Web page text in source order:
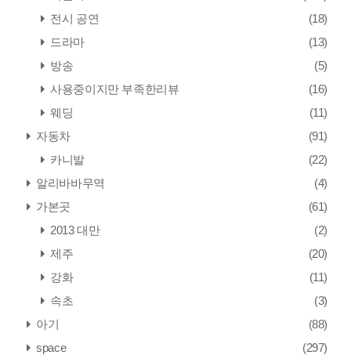
전시 공연
(18)
드라마
(13)
방송
(5)
사용중이지만 부족한리뷰
(16)
웨딩
(11)
자동차
(91)
카니발
(22)
알리바바무역
(4)
가본곳
(61)
2013 대만
(2)
제주
(20)
강화
(11)
속초
(3)
아기
(88)
space
(297)